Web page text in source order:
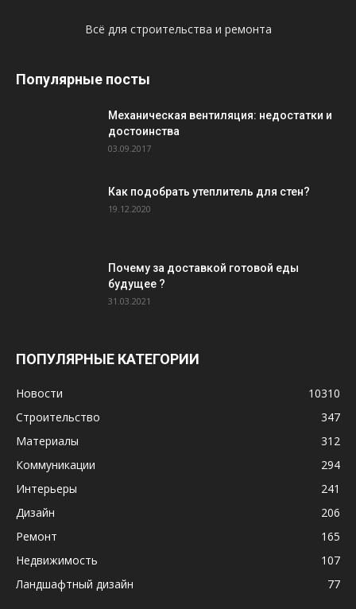
Всё для строительства и ремонта
Популярные посты
Механическая вентиляция: недостатки и
достоинства
03.09.2017
Как подобрать утеплитель для стен?
19.12.2020
Почему за доставкой готовой еды
будущее ?
31.03.2021
ПОПУЛЯРНЫЕ КАТЕГОРИИ
Новости
10310
Строительство
347
Материалы
312
Коммуникации
294
Интерьеры
241
Дизайн
206
Ремонт
165
Недвижимость
107
Ландшафтный дизайн
77